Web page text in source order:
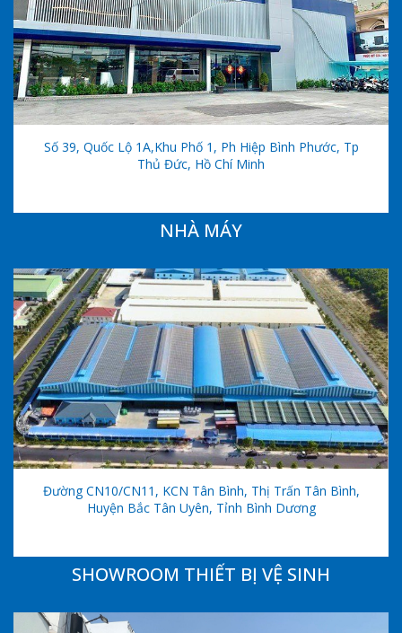
Số 39, Quốc Lộ 1A,khu Phố 1, Ph Hiệp Bình Phước, Tp
Thủ Đức, Hồ Chí Minh
NHÀ MÁY
Đường CN10/CN11, KCN Tân Bình, Thị Trấn Tân Bình,
Huyện Bắc Tân Uyên, Tỉnh Bình Dương
SHOWROOM THIẾT BỊ VỆ SINH